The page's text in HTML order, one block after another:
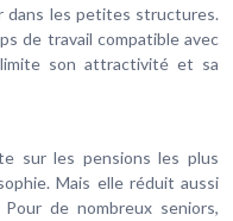
dans les petites structures.
de travail compatible avec
son attractivité et sa
sur les pensions les plus
Mais elle réduit aussi
de nombreux seniors,